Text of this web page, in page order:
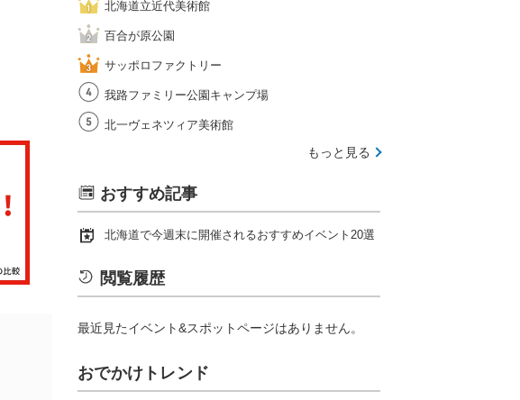
北海道立近代美術館
百合が原公園
サッポロファクトリー
我路ファミリー公園キャンプ場
北一ヴェネツィア美術館
もっと見る
おすすめ記事
北海道で今週末に開催されるおすすめイベント20選
閲覧履歴
最近見たイベント&スポットページはありません。
おでかけトレンド